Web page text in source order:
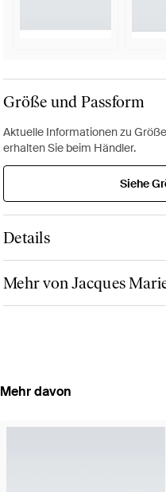
Größe und Passform
Aktuelle Informationen zu
erhalten Sie beim Händler.
Siehe
Details
Mehr von Jacques
Mehr davon